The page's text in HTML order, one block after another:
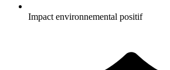
Impact environnemental positif